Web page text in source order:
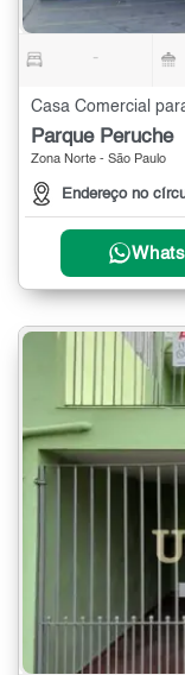
-
Casa Comercial
Parque Peruche
Zona Norte - São Paulo
Endereço no